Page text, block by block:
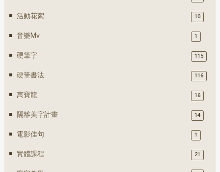
活動花絮 10
音樂mv 1
硬筆字 115
硬筆書法 116
萬寶龍 16
隔離美字計畫 14
電影佳句 1
實體課程 21